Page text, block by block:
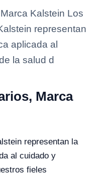
Kalstein Los
representan
aplicada al
la salud d
Marca
representan la
al cuidado y
fieles